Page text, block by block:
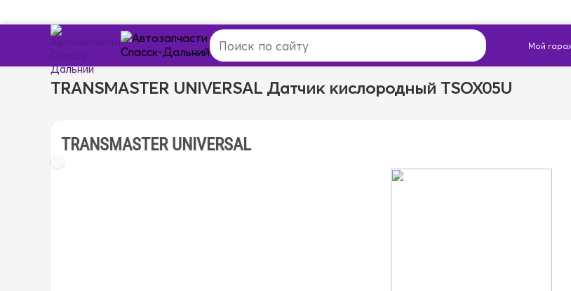
TRANSMASTER UNIVERSAL Датчик кислородный TSOX05U
TRANSMASTER UNIVERSAL